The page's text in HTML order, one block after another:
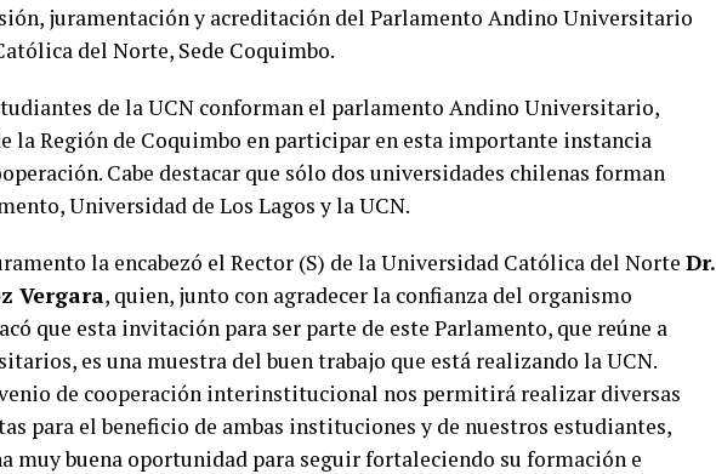
juramentación y acreditación del Parlamento Andino Universitario
del Norte, Sede Coquimbo.
de la UCN conforman el parlamento Andino Universitario,
la Región de Coquimbo en participar en esta importante instancia
Cabe destacar que sólo dos universidades chilenas forman
Universidad de Los Lagos y la UCN.
la encabezó el Rector (S) de la Universidad Católica del Norte Dr.
Vergara, quien, junto con agradecer la confianza del organismo
que esta invitación para ser parte de este Parlamento, que reúne a
es una muestra del buen trabajo que está realizando la UCN.
de cooperación interinstitucional nos permitirá realizar diversas
para el beneficio de ambas instituciones y de nuestros estudiantes,
muy buena oportunidad para seguir fortaleciendo su formación e